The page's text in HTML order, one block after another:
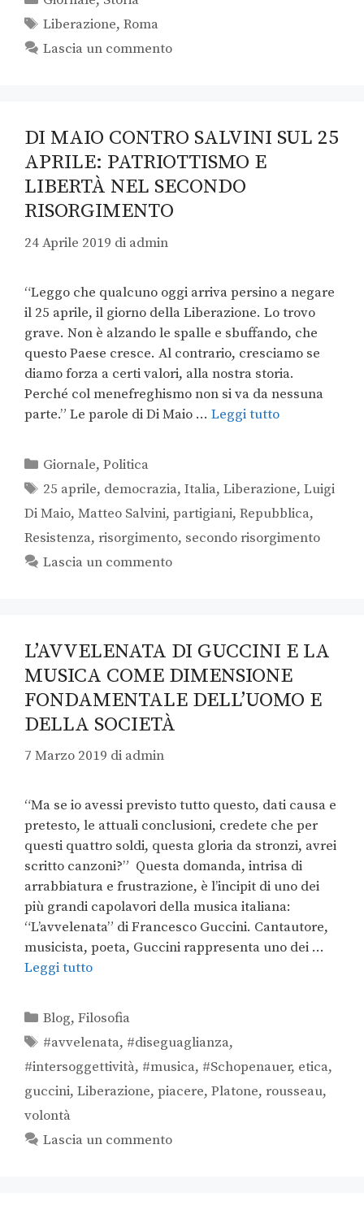
Liberazione,Roma
Lascia un commento
DI MAIO CONTRO SALVINI SUL 25
APRILE: PATRIOTTISMO E
LIBERTÀ NEL SECONDO
RISORGIMENTO
24 Aprile 2019 di admin
“Leggo che qualcuno oggi arriva persino a negare
il 25 aprile, il giorno della Liberazione. Lo trovo
grave. Non è alzando le spalle e sbuffando, che
questo Paese cresce. Al contrario, cresciamo se
diamo forza a certi valori, alla nostra storia.
Perché col menefreghismo non si va da nessuna
parte.” Le parole di Di Maio … Leggi tutto
Giornale,Politica
25 aprile, democrazia,Italia,Liberazione,Luigi
Di Maio, Matteo Salvini, partigiani, Repubblica,
Resistenza, risorgimento, secondo risorgimento
Lascia un commento
L’AVVELENATA DI GUCCINI E LA
MUSICA COME DIMENSIONE
FONDAMENTALE DELL’UOMO E
DELLA SOCIETÀ
7 Marzo 2019 di admin
“Ma se io avessi previsto tutto questo, dati causa e
pretesto, le attuali conclusioni, credete che per
questi quattro soldi, questa gloria da stronzi, avrei
scritto canzoni?” Questa domanda, intrisa di
arrabbiatura e frustrazione, è l’incipit di uno dei
più grandi capolavori della musica italiana:
“L’avvelenata” di Francesco Guccini. Cantautore,
musicista, poeta, Guccini rappresenta uno dei …
Leggi tutto
Blog,Filosofia
#avvelenata, #diseguaglianza,
#intersoggettività, #musica, #Schopenauer, etica,
guccini, Liberazione, piacere, Platone, rousseau,
volontà
Lascia un commento